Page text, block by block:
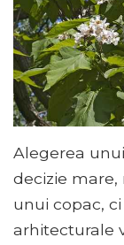
Alegerea
decizie
unui copac,
arhitecturale